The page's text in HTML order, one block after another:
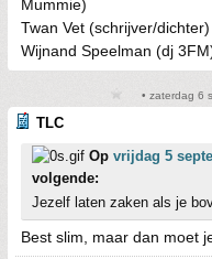
Mummie)
Twan Vet (schrijver/dichter)
Wijnand Speelman (dj
• zaterdag 6
TLC
Op vrijdag 5
volgende:
Jezelf laten zaken als je
Best slim, maar dan moet